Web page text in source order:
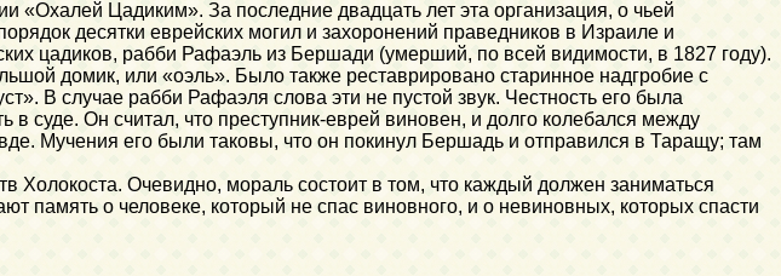
Цадиким». За последние двадцать лет эта организация, о чьей
десятки еврейских могил и захоронений праведников в Израиле и
цадиков, рабби Рафаэль из Бершади (умерший, по всей видимости, в 1827 году).
домик, или «оэль». Было также реставрировано старинное надгробие с
В случае рабби Рафаэля слова эти не пустой звук. Честность его была
суде. Он считал, что преступник-еврей виновен, и долго колебался между
Мучения его были таковы, что он покинул Бершадь и отправился в Таращу; там
Холокоста. Очевидно, мораль состоит в том, что каждый должен заниматься
память о человеке, который не спас виновного, и о невиновных, которых спасти